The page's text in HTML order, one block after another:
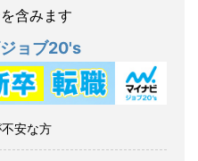
含みます
ョブ20's
安な方